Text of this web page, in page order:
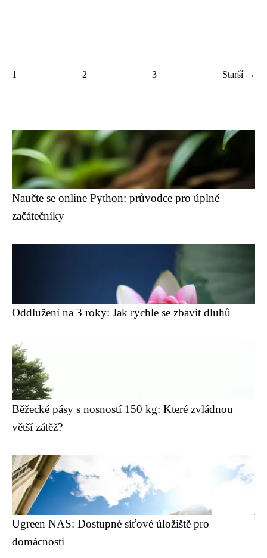
1 2 3 Starší →
Naučte se online Python: průvodce pro úplné
začátečníky
Oddlužení na 3 roky: Jak rychle se zbavit dluhů
Běžecké pásy s nosností 150 kg: Které zvládnou
větší zátěž?
Ugreen NAS: Dostupné síťové úložiště pro
domácnosti